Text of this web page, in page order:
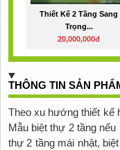
Thiết Kế 2 Tầng Sang
Trọng...
20,000,000đ
THÔNG TIN SẢN
Theo xu hướng thiết kế
Mẫu biệt thự 2 tầng
thự 2 tầng mái nhật,